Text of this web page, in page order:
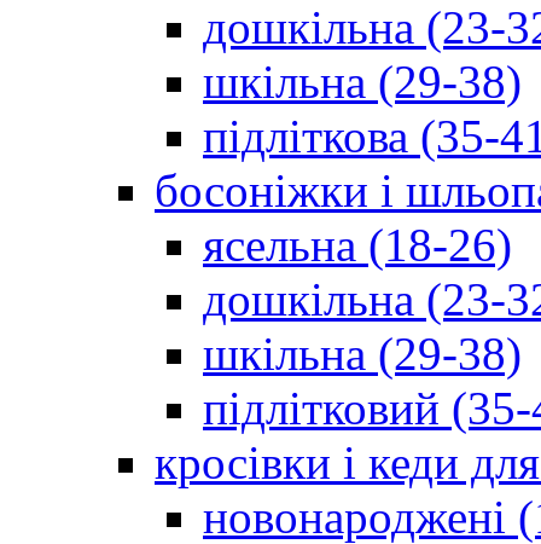
дошкільна (23-
шкільна (29-38)
підліткова (35-
босоніжки і
ясельна (18-26)
дошкільна (23-
шкільна (29-38)
підлітковий
кросівки і кеди
новонароджені